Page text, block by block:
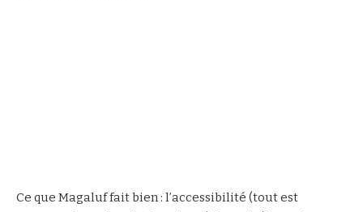
Ce que Magaluf fait bien : l’accessibilité (tout est